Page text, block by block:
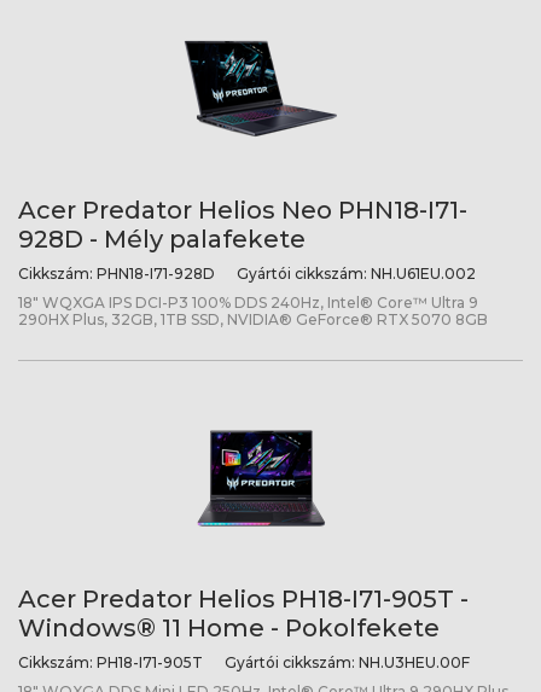
Acer Predator Helios Neo PHN18-I71-
928D - Mély palafekete
Cikkszám: PHN18-I71-928D Gyártói cikkszám: NH.U61EU.002
18" WQXGA IPS DCI-P3 100% DDS 240Hz, Intel® Core™ Ultra 9
290HX Plus, 32GB, 1TB SSD, NVIDIA® GeForce® RTX 5070 8GB
Acer Predator Helios PH18-I71-905T -
Windows® 11 Home - Pokolfekete
Cikkszám: PH18-I71-905T Gyártói cikkszám: NH.U3HEU.00F